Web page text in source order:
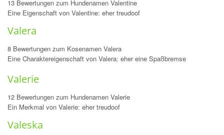
13 Bewertungen zum Hundenamen Valentine
Eine Eigenschaft von Valentine: eher treudoof
Valera
8 Bewertungen zum Kosenamen Valera
Eine Charaktereigenschaft von Valera: eher eine Spaßbremse
Valerie
12 Bewertungen zum Hundenamen Valerie
Ein Merkmal von Valerie: eher treudoof
Valeska